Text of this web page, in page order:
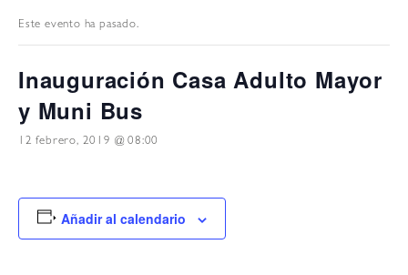
Este evento ha pasado.
Inauguración Casa Adulto Mayor
y Muni Bus
12 febrero, 2019 @ 08:00
Añadir al calendario